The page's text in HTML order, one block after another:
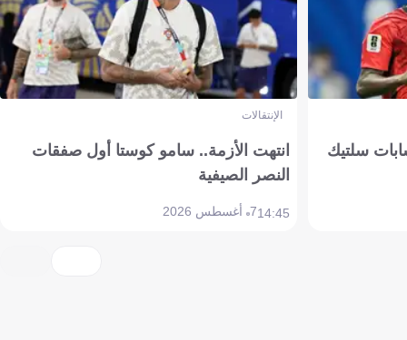
سلتيك
الإنتقالات
انتهت الأزمة.. سامو كوستا أول صفقات
النصر الصيفية
14:457 أغسطس 2026